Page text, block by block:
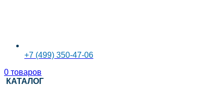
+7 (499) 350-47-06
0 товаров
КАТАЛОГ